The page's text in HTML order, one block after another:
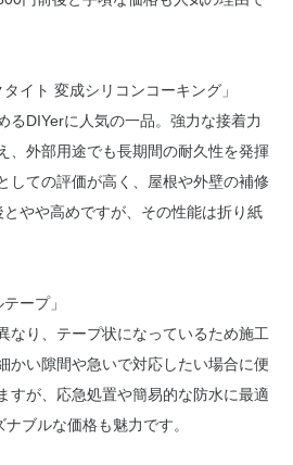
イト 変成シリコンコーキング」
るDIYerに人気の一品。強力な接着力
、外部用途でも長期間の耐久性を発揮
しての評価が高く、屋根や外壁の補修
やや高めですが、その性能は折り紙
ープ」
なり、テープ状になっているため施工
かい隙間や急いで対応したい場合に便
すが、応急処置や簡易的な防水に最適
ブルな価格も魅力です。